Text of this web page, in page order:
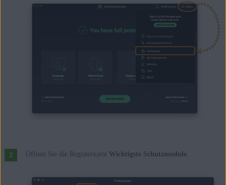
Öffnen Sie die Registerkarte Wichtigste Schutzmodule.